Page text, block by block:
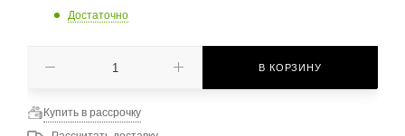
Достаточно
В КОРЗИНУ
Купить в рассрочку